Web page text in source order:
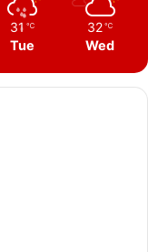
31 ℃
Tue
32 ℃
Wed